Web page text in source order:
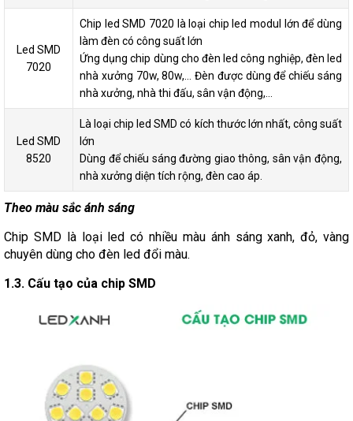
Led SMD
7020
Chip led SMD 7020 là loại chip led modul lớn để dùng
làm đèn có công suất lớn
Ứng dụng chip dùng cho đèn led công nghiệp, đèn led
nhà xưởng 70w, 80w,… Đèn được dùng để chiếu sáng
nhà xưởng, nhà thi đấu, sân vận động,…
Led SMD
8520
Là loại chip led SMD có kích thước lớn nhất, công suất
lớn
Dùng để chiếu sáng đường giao thông, sân vận động,
nhà xưởng diện tích rộng, đèn cao áp.
Theo màu sắc ánh sáng
Chip SMD là loại led có nhiều màu ánh sáng xanh, đỏ, vàng
chuyên dùng cho đèn led đổi màu.
1.3. Cấu tạo của chip SMD